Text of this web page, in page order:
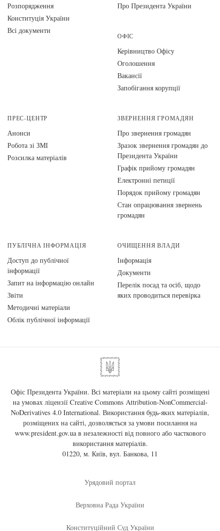
Розпорядження
Конституція України
Всі документи
Про Президента України
ОФІС
Керівництво Офісу
Оголошення
Вакансії
Запобігання корупції
ПРЕС-ЦЕНТР
Анонси
Робота зі ЗМІ
Розсилка матеріалів
ЗВЕРНЕННЯ ГРОМАДЯН
Про звернення громадян
Зразок звернення громадян до
Президента України
Графік прийому громадян
Електронні петиції
Порядок прийому громадян
Стан опрацювання звернень
громадян
ПУБЛІЧНА ІНФОРМАЦІЯ
Доступ до публічної
інформації
Запит на інформацію онлайн
Звіти
Методичні матеріали
Облік публічної інформації
ОЧИЩЕННЯ ВЛАДИ
Інформація
Документи
Перелік посад та осіб, щодо
яких проводиться перевірка
Офіс Президента України. Всі матеріали на цьому сайті розміщені
на умовах ліцензії Creative Commons Attribution-NonCommercial-
NoDerivatives 4.0 International. Використання будь-яких матеріалів,
розміщених на сайті, дозволяється за умови посилання на
www.president.gov.uaв незалежності від повного або часткового
використання матеріалів.
01220, м. Київ, вул. Банкова, 11
Урядовий портал
Верховна Рада України
Конституційний Суд України